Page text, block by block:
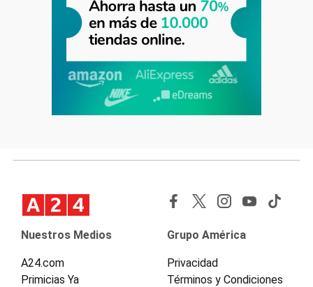
Nuestros Medios
A24.com
Primicias Ya
Grupo América
Privacidad
Términos y Condiciones